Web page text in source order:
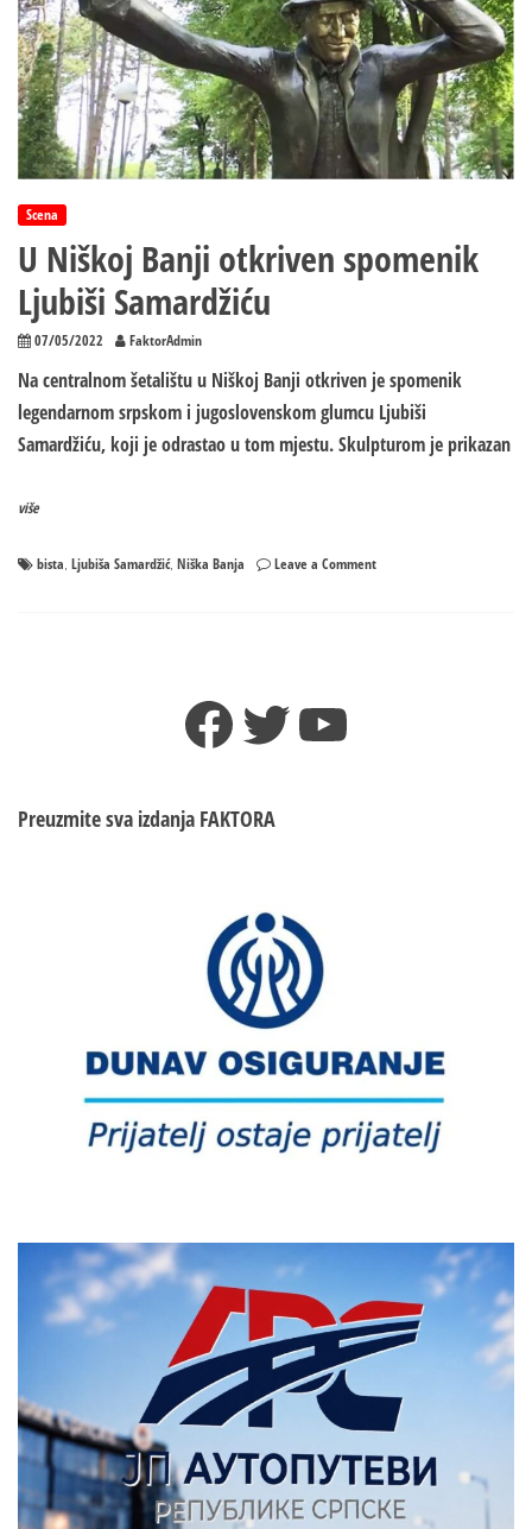
PREREZAN
VRAT?
Scena
U Niškoj Banji otkriven spomenik
Ljubiši Samardžiću
07/05/2022 FaktorAdmin
Na centralnom šetalištu u Niškoj Banji otkriven je spomenik
legendarnom srpskom i jugoslovenskom glumcu Ljubiši
Samardžiću, koji je odrastao u tom mjestu. Skulpturom je prikazan
više
bista, Ljubiša Samardžić, Niška Banja Leave a Commenton
Facebook
TwitterYouTube
Preuzmite sva izdanja FAKTORA